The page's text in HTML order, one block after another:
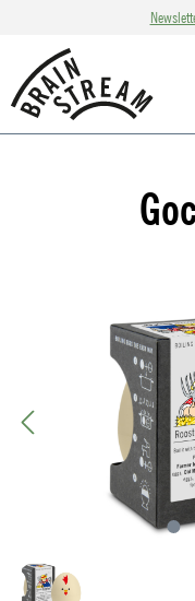
Zum Hauptinhalt springen
Bildergalerie überspringen